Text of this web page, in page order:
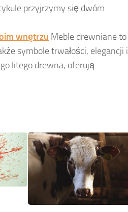
przyjrzymy się dwóm
wnętrzu Meble drewniane to
symbole trwałości, elegancji i
litego drewna, oferują...